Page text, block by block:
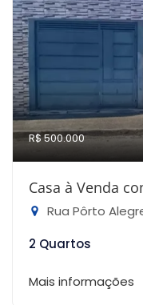
R$ 500.000
Casa à Venda
Rua Pôrto Alegre -
2 Quartos
Mais informações